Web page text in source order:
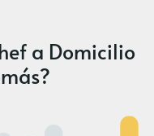
a Domicilio